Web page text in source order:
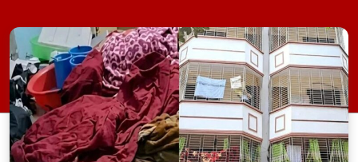
(বুয়েট) অধ্যাপক একেএম আশিকুর রহমান।
তিনি পরিবারের বিরুদ্ধে ছড়ানো বিভিন্ন তথ্যকে
মিথ্যা বলে দাবি করেছেন। বুধবার (৩ জুন)
গণমাধ্যমে দেওয়া বক্তব্যে তিনি এই […]